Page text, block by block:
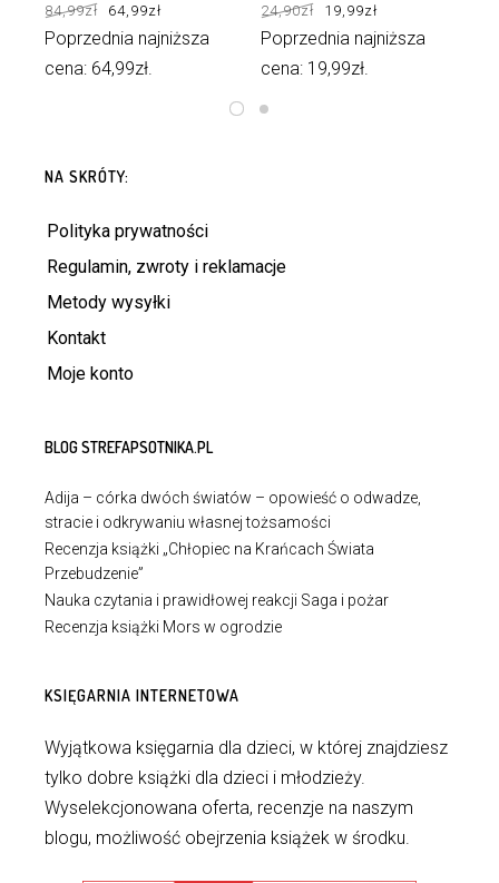
84,99zł cena
wynosiła:
84,99zł.
64,99złcena
64,99zł.
Poprzednia najniższa
cena: 64,99zł.
24,90zł cena
wynosiła:
24,90zł.
19,99złcena
19,99zł.
Poprzednia najniższa
cena: 19,99zł.
NA SKRÓTY:
Polityka prywatności
Regulamin, zwroty i reklamacje
Metody wysyłki
Kontakt
Moje konto
BLOG STREFAPSOTNIKA.PL
Adija – córka dwóch światów – opowieść o odwadze,
stracie i odkrywaniu własnej tożsamości
Recenzja książki „Chłopiec na Krańcach Świata
Przebudzenie”
Nauka czytania i prawidłowej reakcji Saga i pożar
Recenzja książki Mors w ogrodzie
KSIĘGARNIA INTERNETOWA
Wyjątkowa księgarnia dla dzieci, w której znajdziesz
tylko dobre książki dla dzieci i młodzieży.
Wyselekcjonowana oferta, recenzje na naszym
blogu, możliwość obejrzenia książek w środku.